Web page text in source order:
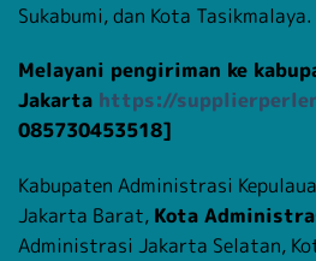
Sukabumi, dan Kota Tasikmalaya.
Melayani pengiriman ke
Jakarta https://
085730453518]
Kabupaten Administrasi
Jakarta Barat, Kota
Administrasi Jakarta Selatan,